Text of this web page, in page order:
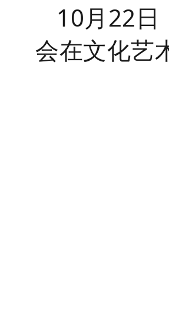
10月22日
会在文化艺